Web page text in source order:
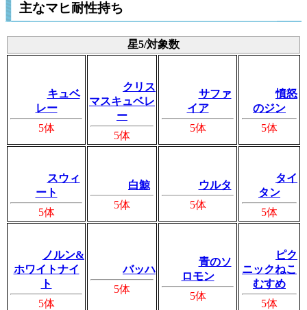
主なマヒ耐性持ち
星5/対象数
キュベ
レー
5体
クリス
マスキュベレ
ー
5体
サファ
イア
5体
憤怒
のジン
5体
スウィ
ート
5体
白鯨
5体
ウルタ
5体
タイ
タン
5体
ノルン&
ホワイトナイ
ト
5体
バッハ
5体
青のソ
ロモン
5体
ピク
ニックねこ
むすめ
5体